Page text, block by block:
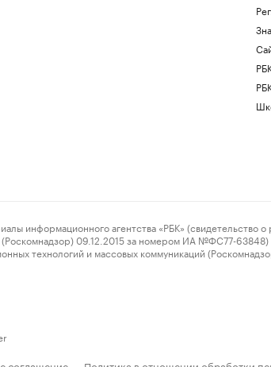
агентства «РБК» (свидетельство о
09.12.2015 за номером ИА №ФС77-63848)
технологий и массовых коммуникаций